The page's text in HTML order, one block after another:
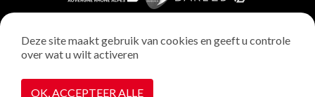
Wettelijke vermeldingen
Privacybeleid
Realisatie : StudioJuillet
Deze site maakt gebruik van cookies en geeft u controle
over wat u wilt activeren
OK, ACCEPTEER ALLE